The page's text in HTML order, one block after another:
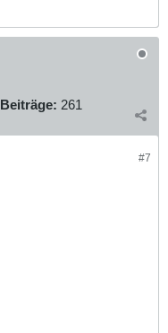
Beiträge: 261
#7